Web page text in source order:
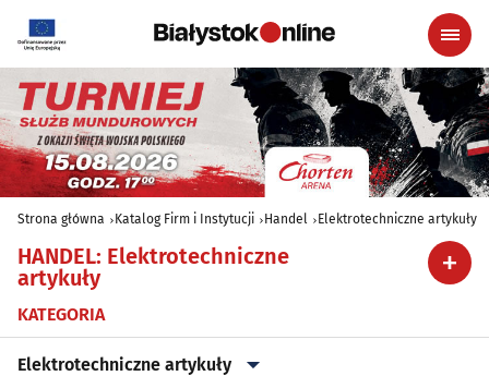
Strona główna Katalog Firm i Instytucji Handel Elektrotechniczne artykuły
HANDEL: Elektrotechniczne
artykuły
KATEGORIA
Elektrotechniczne artykuły